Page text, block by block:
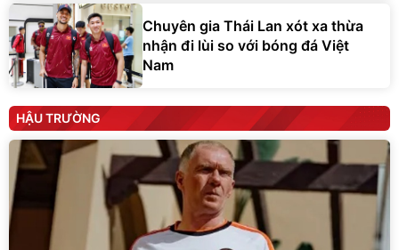
Chuyên gia Thái Lan xót xa thừa
nhận đi lùi so với bóng đá Việt
Nam
HẬU TRƯỜNG